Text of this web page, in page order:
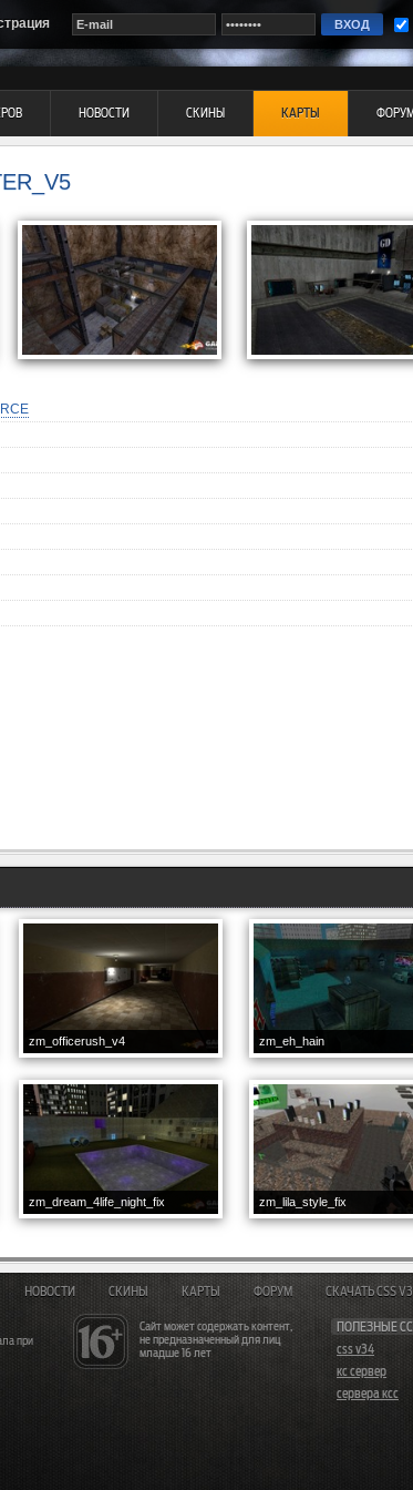
НОВОСТИ СКИНЫ КАРТЫ ФОРУМ
zm_officerush_v4 zm_eh_hain
zm_dream_4life_night_fix zm_lila_style_fix
Сайт может содержать контент,
не предназначенный для лиц
младше 16 лет
ПОЛЕЗНЫЕ
css v34
кс сервер
сервера ксс
НОВОСТИ СКИНЫ КАРТЫ ФОРУМ СКАЧАТЬ CSS
при